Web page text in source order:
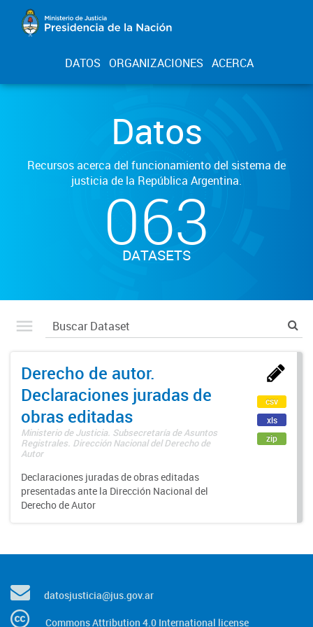
DATOS ORGANIZACIONES ACERCA
Datos
Recursos acerca del funcionamiento del sistema de
justicia de la República Argentina.
063
DATASETS
Derecho de autor.
Declaraciones juradas de
obras editadas
Ministerio de Justicia. Subsecretaría de Asuntos
Registrales. Dirección Nacional del Derecho de
Autor
Declaraciones juradas de obras editadas
presentadas ante la Dirección Nacional del
Derecho de Autor
csv
xls
zip
datosjusticia@jus.gov.ar
Commons Attribution 4.0 International license